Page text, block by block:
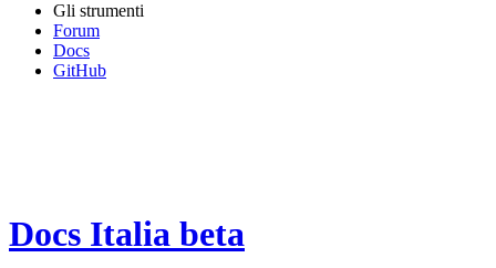
Gli strumenti
Forum
Docs
GitHub
Docs Italia beta